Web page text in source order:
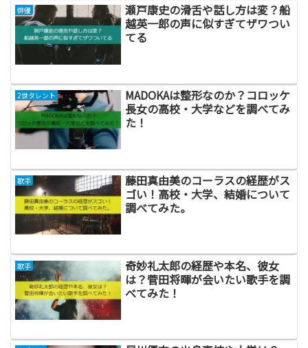
俳優
瀬戸康史の滑舌や話し方は変？船
越英一郎の声に似すぎてザワつい
てる
2世タレント
MADOKAは整形なのか？コロッケ
長女の高校・大学などを調べてみ
た！
歌手
藤田真由美のコーラスの経歴がス
ゴい！高校・大学、結婚について
調べてみた。
歌手
奇妙礼太郎の経歴や本名、彼女
は？菅田将暉が会いたい歌手を調
べてみた！